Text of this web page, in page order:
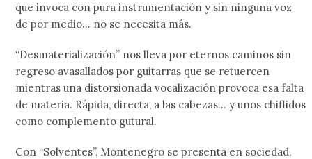
que invoca con pura instrumentación y sin ninguna voz
de por medio… no se necesita más.
“Desmaterialización” nos lleva por eternos caminos sin
regreso avasallados por guitarras que se retuercen
mientras una distorsionada vocalización provoca esa falta
de materia. Rápida, directa, a las cabezas… y unos chiflidos
como complemento gutural.
Con “Solventes”, Montenegro se presenta en sociedad,